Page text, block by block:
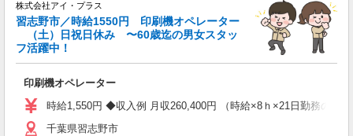
株式会社アイ・プラス
習志野市／時給1550円 印刷機オペレーター
（土）日祝日休み 〜60歳迄の男女スタッ
フ活躍中！
印刷機オペレーター
時給1,550円 ◆収入例 月収260,400円 （時給×8ｈ×21日勤務の場
千葉県習志野市